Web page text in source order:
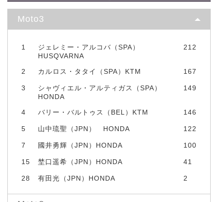
Moto3
1
ジェレミー・アルコバ（SPA）
HUSQVARNA
212
2 カルロス・タタイ（SPA）KTM 167
3
シャヴィエル・アルティガス（SPA）
HONDA
149
4 バリー・バルトゥス（BEL）KTM 146
5 山中琉聖（JPN） HONDA 122
7 國井勇輝（JPN）HONDA 100
15 埜口遥希（JPN）HONDA 41
28 有田光（JPN）HONDA 2